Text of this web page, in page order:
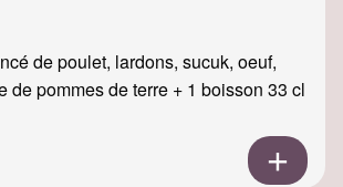
de poulet, lardons, sucuk, oeuf,
de pommes de terre + 1 boisson 33 cl